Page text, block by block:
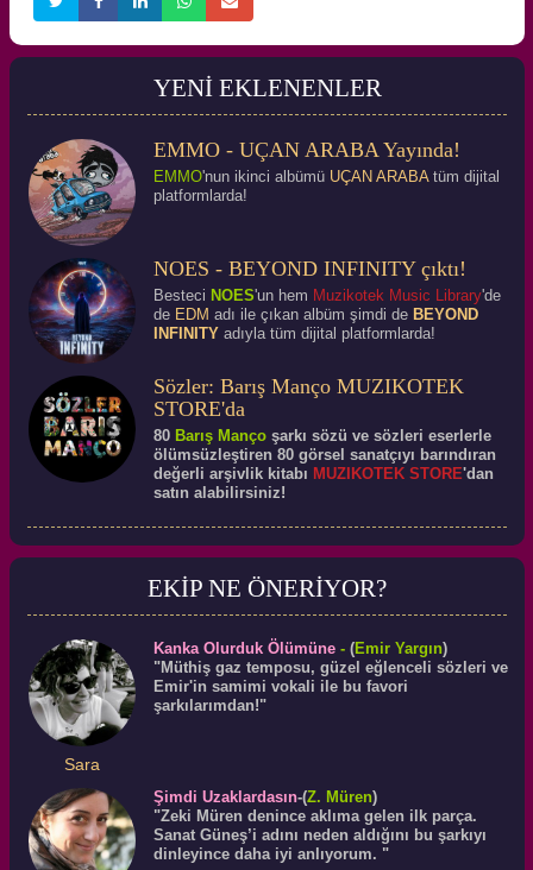
YENİ EKLENENLER
EMMO - UÇAN ARABA Yayında!
EMMO'nun ikinci albümü UÇAN ARABAtüm dijital
platformlarda!
NOES - BEYOND INFINITY çıktı!
Besteci NOES'un hem Muzikotek Music Library'de
de EDM adı ile çıkan albüm şimdi de BEYOND
INFINITYadıyla tüm dijital platformlarda!
Sözler: Barış Manço MUZIKOTEK
STORE'da
80 Barış Mançoşarkı sözü ve sözleri eserlerle
ölümsüzleştiren 80 görsel sanatçıyı barındıran
değerli arşivlik kitabı MUZIKOTEK STORE'dan
satın alabilirsiniz!
EKİP NE ÖNERİYOR?
Sara
Kanka Olurduk Ölümüne- (Emir Yargın)
"Müthiş gaz temposu, güzel eğlenceli sözleri ve
Emir'in samimi vokali ile bu favori
şarkılarımdan!"
Şimdi Uzaklardasın-(Z. Müren)
"Zeki Müren denince aklıma gelen ilk parça.
Sanat Güneş’i adını neden aldığını bu şarkıyı
dinleyince daha iyi anlıyorum. "